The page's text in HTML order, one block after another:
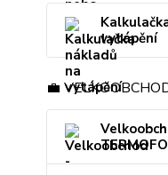
vytápění
💼